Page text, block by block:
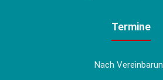
Termine
Nach